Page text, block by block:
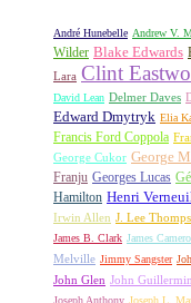
André Hunebelle Andrew V.
Wilder Blake Edwards
Lara Clint
David Lean Delmer Daves
Edward Dmytryk Elia
Francis Ford Coppola
George Cukor George
Franju Georges Lucas
Hamilton Henri
Irwin Allen J. Lee
James B. Clark James
Melville Jimmy Sangster
John Glen John Guillermin
Joseph Anthony Joseph L.